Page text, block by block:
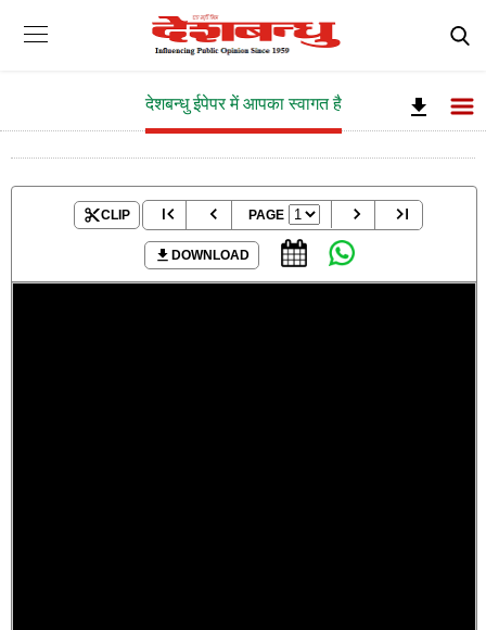
देशबन्धु ईपेपर में आपका स्वागत है
CLIP PAGE
DOWNLOAD